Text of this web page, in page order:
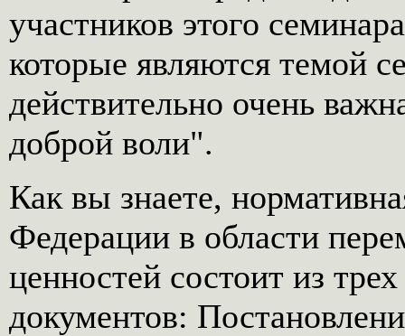
участников этого
которые являются темой
действительно очень
доброй воли".
Как вы знаете,
Федерации в области
ценностей состоит из
документов: